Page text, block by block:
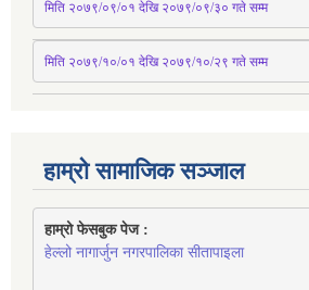
मिति २०७९/०९/०१ देखि २०७९/०९/३० गते सम्म
मिति २०७९/१०/०१ देखि २०७९/१०/२९ गते सम्म
हाम्रो सामाजिक सञ्जाल
हाम्रो फेसबुक पेज :
हेल्लो नागार्जुन नगरपालिका सीतापाइला